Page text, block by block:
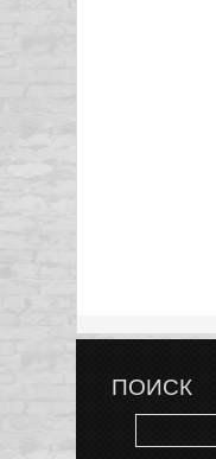
ПОИСК